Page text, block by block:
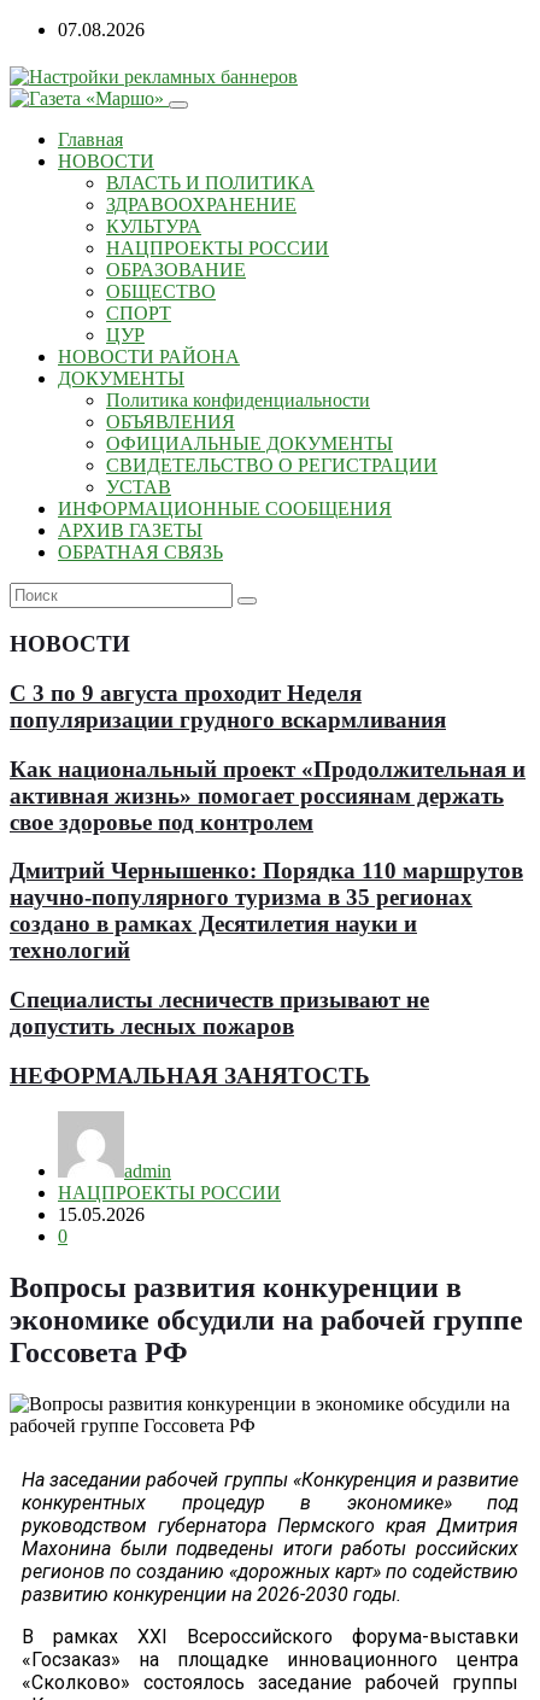
07.08.2026
Главная
НОВОСТИ
ВЛАСТЬ И ПОЛИТИКА
ЗДРАВООХРАНЕНИЕ
КУЛЬТУРА
НАЦПРОЕКТЫ РОССИИ
ОБРАЗОВАНИЕ
ОБЩЕСТВО
СПОРТ
ЦУР
НОВОСТИ РАЙОНА
ДОКУМЕНТЫ
Политика конфиденциальности
ОБЪЯВЛЕНИЯ
ОФИЦИАЛЬНЫЕ ДОКУМЕНТЫ
СВИДЕТЕЛЬСТВО О РЕГИСТРАЦИИ
УСТАВ
ИНФОРМАЦИОННЫЕ СООБЩЕНИЯ
АРХИВ ГАЗЕТЫ
ОБРАТНАЯ СВЯЗЬ
НОВОСТИ
С 3 по 9 августа проходит Неделя
популяризации грудного вскармливания
Как национальный проект «Продолжительная и
активная жизнь» помогает россиянам держать
свое здоровье под контролем
Дмитрий Чернышенко: Порядка 110 маршрутов
научно-популярного туризма в 35 регионах
создано в рамках Десятилетия науки и
технологий
Специалисты лесничеств призывают не
допустить лесных пожаров
НЕФОРМАЛЬНАЯ ЗАНЯТОСТЬ
admin
НАЦПРОЕКТЫ РОССИИ
15.05.2026
0
Вопросы развития конкуренции в
экономике обсудили на рабочей группе
Госсовета РФ
На заседании рабочей группы «Конкуренция и развитие
конкурентных процедур в экономике» под
руководством губернатора Пермского края Дмитрия
Махонина были подведены итоги работы российских
регионов по созданию «дорожных карт» по содействию
развитию конкуренции на 2026-2030 годы.
В рамках XXI Всероссийского форума-выставки
«Госзаказ» на площадке инновационного центра
«Сколково» состоялось заседание рабочей группы